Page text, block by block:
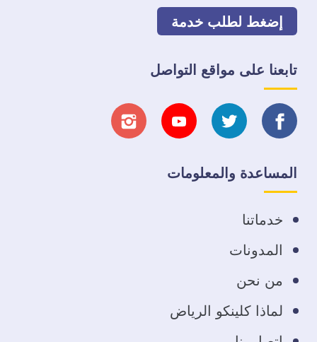
إضغط لطلب خدمة
تابعنا على مواقع التواصل
تابعنا
على
فيسبوك
تابعنا
على
تابعنا تابعنا
المساعدة والمعلومات
خدماتنا
المدونات
من نحن
لماذا كلينكو الرياض